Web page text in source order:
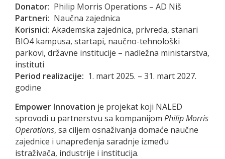
Donator: Philip Morris Operations – AD Niš
Partneri: Naučna zajednica
Korisnici: Akademska zajednica, privreda, stanari
BIO4 kampusa, startapi, naučno-tehnološki
parkovi, državne institucije – nadležna ministarstva,
instituti
Period realizacije: 1. mart 2025. – 31. mart 2027.
godine
Empower Innovation je projekat koji NALED
sprovodi u partnerstvu sa kompanijom Philip Morris
Operations, sa ciljem osnaživanja domaće naučne
zajednice i unapređenja saradnje između
istraživača, industrije i institucija.